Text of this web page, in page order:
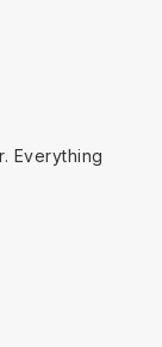
Everything